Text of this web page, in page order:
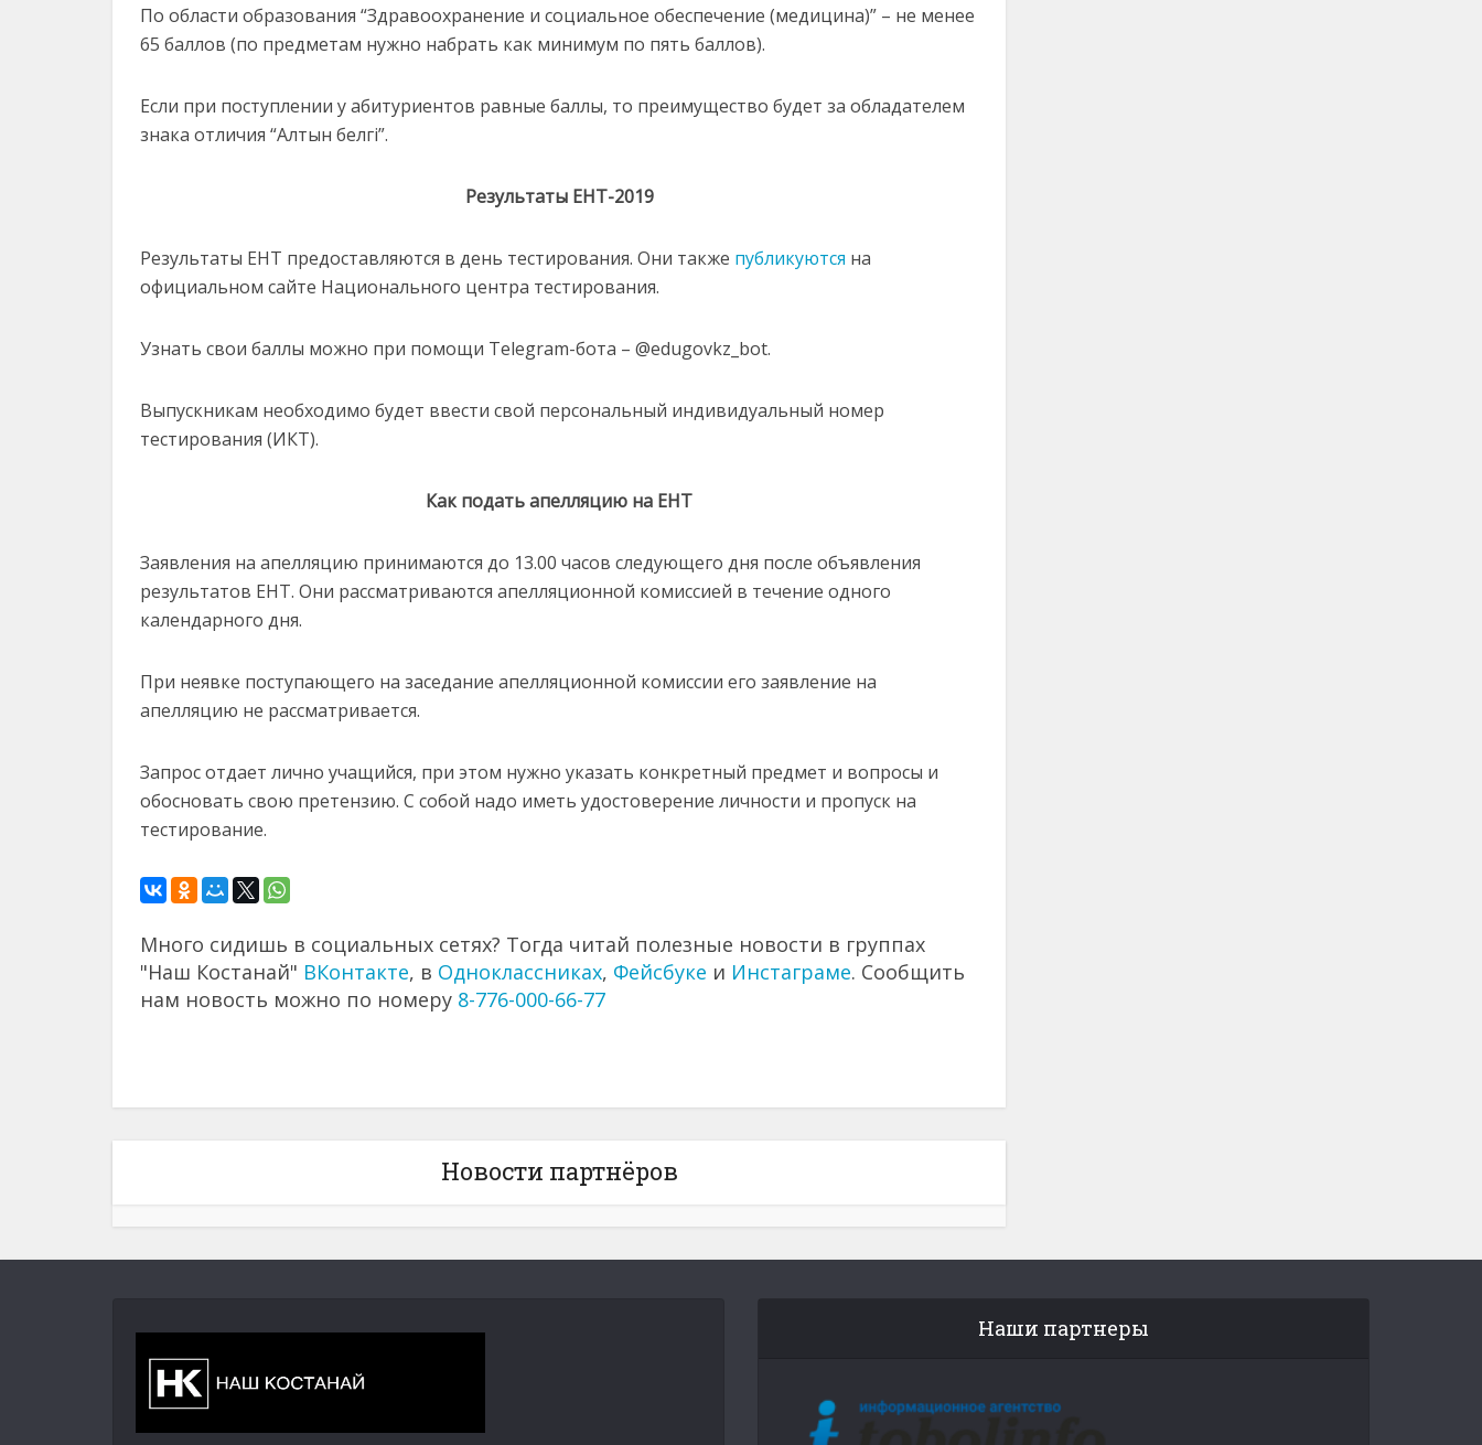
По области образования “Здравоохранение и социальное обеспечение (медицина)” – не менее
65 баллов (по предметам нужно набрать как минимум по пять баллов).
Если при поступлении у абитуриентов равные баллы, то преимущество будет за обладателем
знака отличия “Алтын белгі”.
Результаты ЕНТ-2019
Результаты ЕНТ предоставляются в день тестирования. Они также публикуются на
официальном сайте Национального центра тестирования.
Узнать свои баллы можно при помощи Telegram-бота – @edugovkz_bot.
Выпускникам необходимо будет ввести свой персональный индивидуальный номер
тестирования (ИКТ).
Как подать апелляцию на ЕНТ
Заявления на апелляцию принимаются до 13.00 часов следующего дня после объявления
результатов ЕНТ. Они рассматриваются апелляционной комиссией в течение одного
календарного дня.
При неявке поступающего на заседание апелляционной комиссии его заявление на
апелляцию не рассматривается.
Запрос отдает лично учащийся, при этом нужно указать конкретный предмет и вопросы и
обосновать свою претензию. С собой надо иметь удостоверение личности и пропуск на
тестирование.
Много сидишь в социальных сетях? Тогда читай полезные новости в группах
"Наш Костанай" ВКонтакте, в Одноклассниках, Фейсбуке и Инстаграме. Сообщить
нам новость можно по номеру 8-776-000-66-77
Новости партнёров
Наши партнеры